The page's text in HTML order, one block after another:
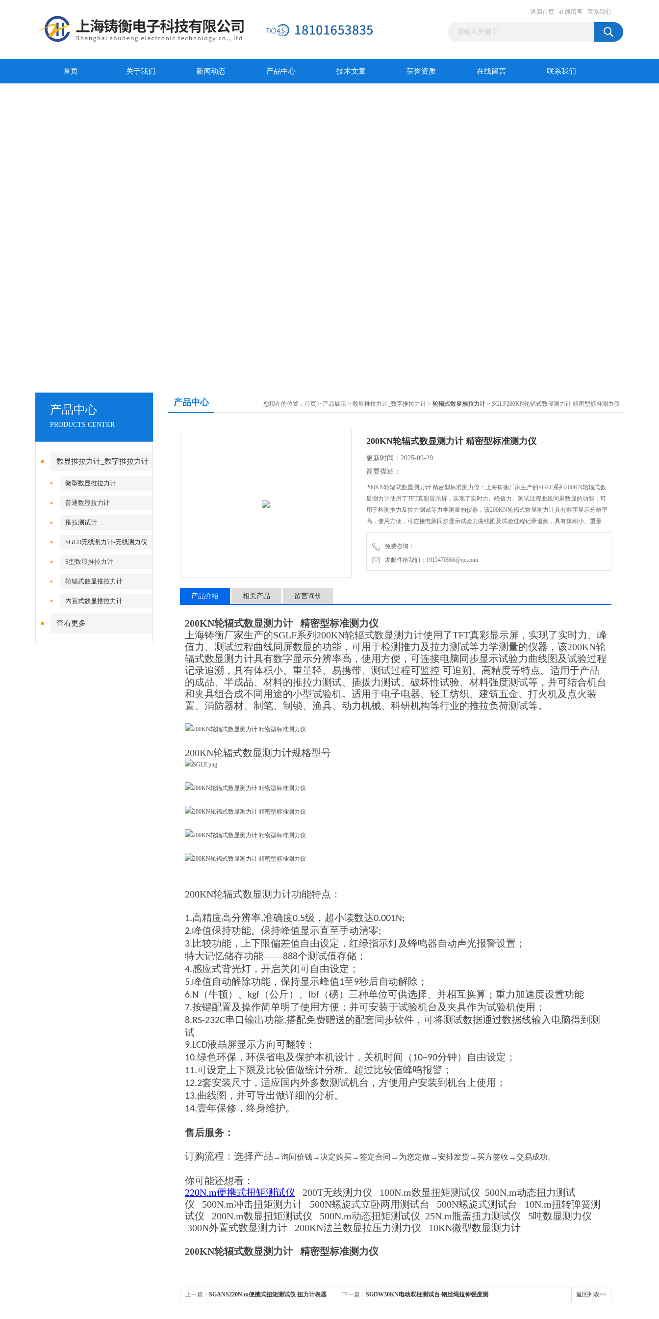
返回首页 在线留言 联系我们
首页 关于我们 新闻动态 产品中心 技术文章 荣誉资质 在线留言 联系我们
产品中心
PRODUCTS CENTER
数显推拉力计_数字推拉力计
微型数显推拉力计
普通数显拉力计
推拉测试计
SGLD无线测力计-无线测力仪
S型数显推拉力计
轮辐式数显推拉力计
内置式数显推拉力计
查看更多
产品中心 您现在的位置： 首页 > 产品展示 > 数显推拉力计_数字推拉力计 > 轮辐式数显推拉力计 > SGLF200KN轮辐式数显测力计 精密型标准测力仪
200KN轮辐式数显测力计 精密型标准测力仪
更新时间：2025-09-29
简要描述：
200KN轮辐式数显测力计 精密型标准测力仪：上海铸衡厂家生产的SGLF系列200KN轮辐式数
显测力计使用了TFT真彩显示屏，实现了实时力、峰值力、测试过程曲线同屏数显的功能，可
用于检测推力及拉力测试等力学测量的仪器，该200KN轮辐式数显测力计具有数字显示分辨率
高，使用方便，可连接电脑同步显示试验力曲线图及试验过程记录追溯，具有体积小、重量
轻、易携带、测试过程可监控 可追朔、高精度等特点。
免费咨询：
发邮件给我们：1915470966@qq.com
产品介绍 相关产品 留言询价
200KN轮辐式数显测力计 精密型标准测力仪
上海铸衡厂家生产的SGLF系列200KN轮辐式数显测力计使用了TFT真彩显示屏，实现了实时力、峰
值力、测试过程曲线同屏数显的功能，可用于检测推力及拉力测试等力学测量的仪器，该200KN轮
辐式数显测力计具有数字显示分辨率高，使用方便，可连接电脑同步显示试验力曲线图及试验过程
记录追溯，具有体积小、重量轻、易携带、测试过程可监控 可追朔、高精度等特点。适用于产品
的成品、半成品、材料的推拉力测试、插拔力测试、破坏性试验、材料强度测试等，并可结合机台
和夹具组合成不同用途的小型试验机。适用于电子电器、轻工纺织、建筑五金、打火机及点火装
置、消防器材、制笔、制锁、渔具、动力机械、科研机构等行业的推拉负荷测试等。
200KN轮辐式数显测力计规格型号
200KN轮辐式数显测力计功能特点：
1.高精度高分辨率,准确度0.5级，超小读数达0.001N;
2.峰值保持功能。保持峰值显示直至手动清零;
3. 比较功能，上下限偏差值自由设定，红绿指示灯及蜂鸣器自动声光报警设置；
特大记忆储存功能——888个测试值存储；
4.感应式背光灯，开启关闭可自由设定；
5.峰值自动解除功能，保持显示峰值1至9秒后自动解除；
6.N （牛顿）、 kgf （公斤）、 lbf （磅）三种单位可供选择、并相互换算；重力加速度设置功能
7.按键配置及操作简单明了使用方便；并可安装于试验机台及夹具作为试验机使用；
8.RS-232C串口输出功能,搭配免费赠送的配套同步软件，可将测试数据通过数据线输入电脑得到测
试
9.LCD液晶屏显示方向可翻转；
10.绿色环保，环保省电及保护本机设计，关机时间（ 10~90分钟）自由设定；
11.可设定上下限及比较值做统计分析。超过比较值蜂鸣报警；
12.2套安装尺寸，适应国内外多数测试机台，方便用户安装到机台上使用；
13.曲线图，并可导出做详细的分析。
14.壹年保修，终身维护。
售后服务：
订购流程：选择产品 →询问价钱→决定购买→签定合同→为您定做→安排发货→买方签收→交易成功。
你可能还想看：
220N.m便携式扭矩测试仪
200T无线测力仪 100N.m数显扭矩测试仪 500N.m动态扭力测试
仪
500N.m冲击扭矩测力计 500N螺旋式立卧两用测试台 500N螺旋式测试台
10N.m扭转弹簧测
试仪
200N.m数显扭矩测试仪 500N.m动态扭矩测试仪 25N.m瓶盖扭力测试仪
5吨数显测力仪
300N外置式数显测力计
200KN法兰数显拉压力测力仪 10KN微型数显测力计
200KN轮辐式数显测力计 精密型标准测力仪
上一篇： SGANS220N.m便携式扭矩测试仪 扭力计表器 下一篇： SGDW30KN电动双柱测试台 钢丝绳拉伸强度测 返回列表>>